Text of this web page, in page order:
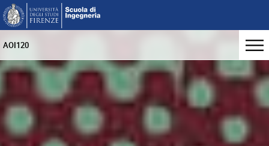
AOI120